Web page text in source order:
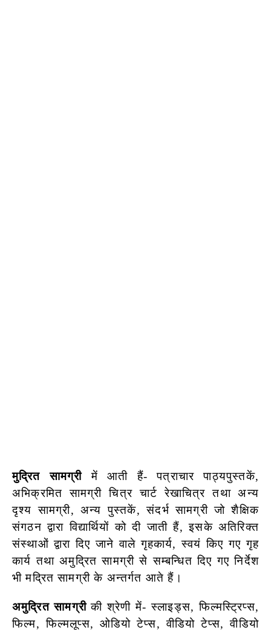
मुद्रित सामग्रीमें आती हैं- पत्राचार पाठ्यपुस्तकें,
अभिक्रमित सामग्री चित्र चार्ट रेखाचित्र तथा अन्य
दृश्य सामग्री, अन्य पुस्तकें, संदर्भ सामग्री जो शैक्षिक
संगठन द्वारा विद्यार्थियों को दी जाती हैं, इसके अतिरिक्त
संस्थाओं द्वारा दिए जाने वाले गृहकार्य, स्वयं किए गए गृह
कार्य तथा अमुद्रित सामग्री से सम्बन्धित दिए गए निर्देश
भी मद्रित सामग्री के अन्तर्गत आते हैं।
अमुद्रित सामग्रीकी श्रेणी में- स्लाइड्स, फिल्मस्ट्रिप्स,
फिल्म, फिल्मलूप्स, ओडियो टेप्स, वीडियो टेप्स, वीडियो